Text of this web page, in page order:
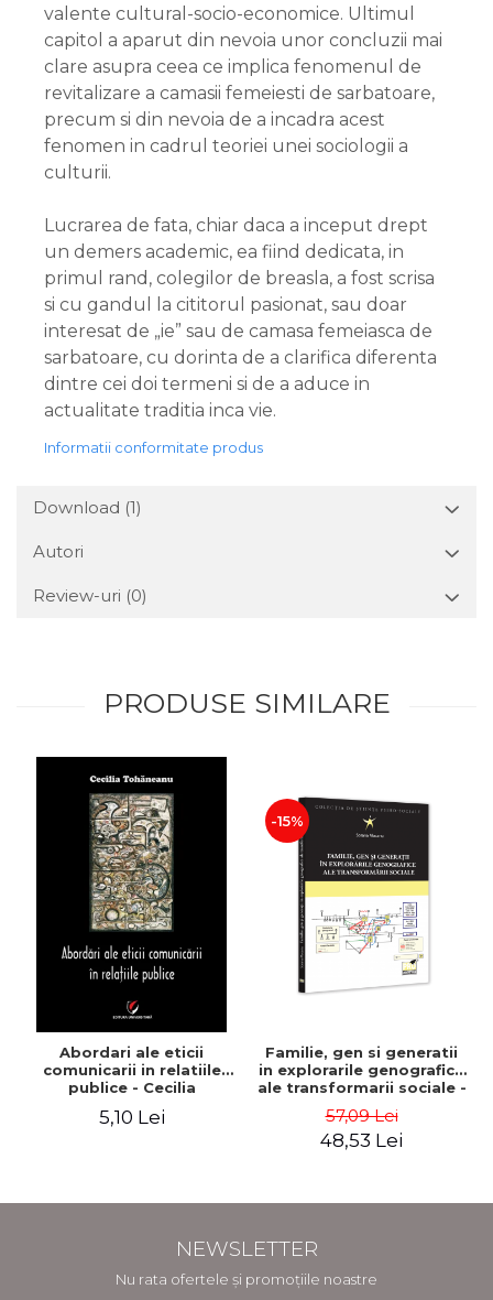
valente cultural-socio-economice. Ultimul
capitol a aparut din nevoia unor concluzii mai
clare asupra ceea ce implica fenomenul de
revitalizare a camasii femeiesti de sarbatoare,
precum si din nevoia de a incadra acest
fenomen in cadrul teoriei unei sociologii a
culturii.
Lucrarea de fata, chiar daca a inceput drept
un demers academic, ea fiind dedicata, in
primul rand, colegilor de breasla, a fost scrisa
si cu gandul la cititorul pasionat, sau doar
interesat de „ie” sau de camasa femeiasca de
sarbatoare, cu dorinta de a clarifica diferenta
dintre cei doi termeni si de a aduce in
actualitate traditia inca vie.
Informatii conformitate produs
Download (1)
Autori
Review-uri (0)
PRODUSE SIMILARE
Abordari ale eticii
comunicarii in relatiile
publice - Cecilia
Tohaneanu
5,10 Lei
-15%
Familie, gen si generatii
in explorarile genografice
ale transformarii sociale -
Sorana Mocanu
57,09 Lei
48,53 Lei
NEWSLETTER
Nu rata ofertele și promoțiile noastre